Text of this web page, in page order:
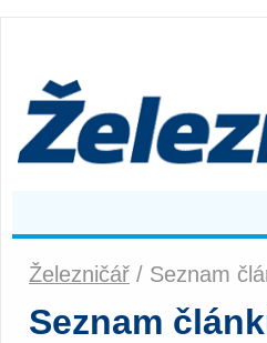
Železničář / Seznam
Seznam